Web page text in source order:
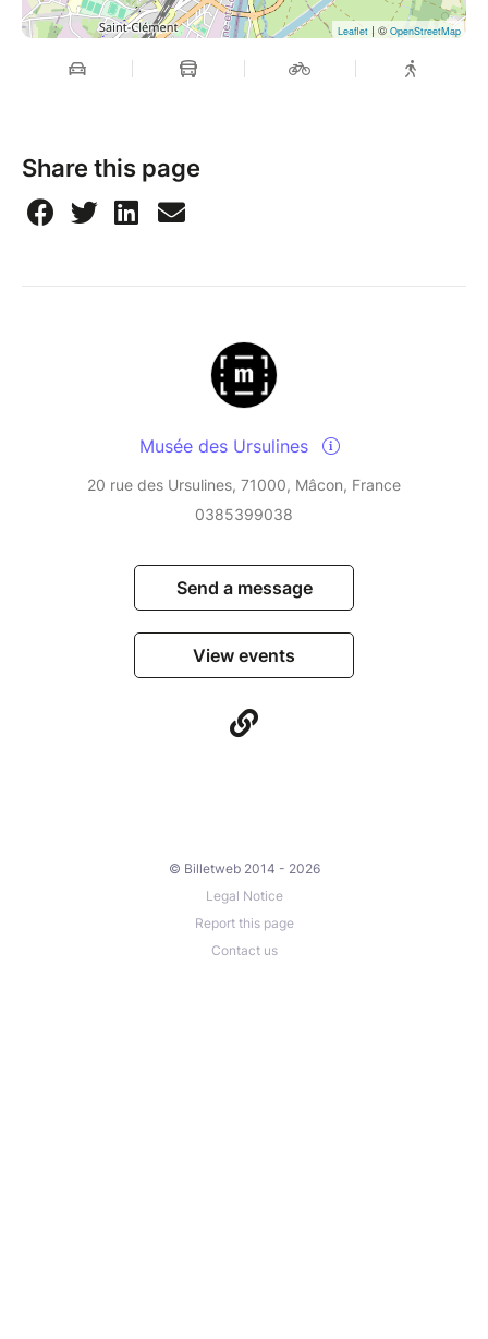
Leaflet | © OpenStreetMap
Share this page
Musée des Ursulines
20 rue des Ursulines, 71000, Mâcon, France
0385399038
Send a message
View events
© Billetweb 2014 - 2026
Legal Notice
Report this page
Contact us